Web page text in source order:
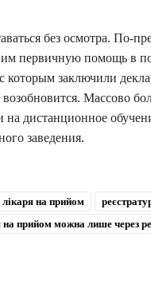
без осмотра. По-
первичную помощь в
которым заключили
Массово
дистанционное
заведения.
лікаря на прийом
на прийом можна лише через